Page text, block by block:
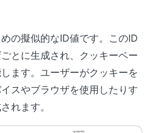
の擬似的なID値です。このID
とに生成され、クッキーベー
ます。ユーザーがクッキーを
スやブラウザを使用したりす
れます。